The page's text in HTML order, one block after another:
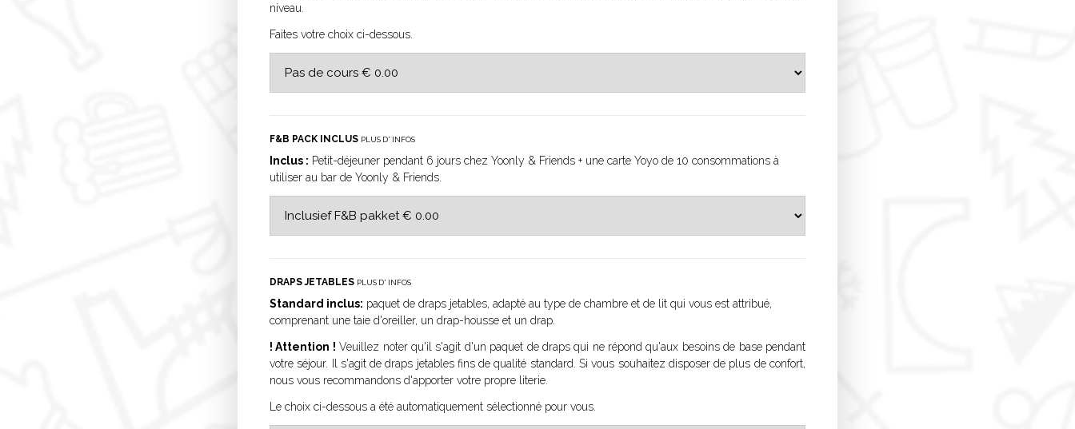
niveau.
Faites votre choix ci-dessous.
F&B PACK INCLUS PLUS D' INFOS
Inclus : Petit-déjeuner pendant 6 jours chez Yoonly & Friends + une carte Yoyo de 10 consommations à
utiliser au bar de Yoonly & Friends.
DRAPS JETABLES PLUS D' INFOS
Standard inclus: paquet de draps jetables, adapté au type de chambre et de lit qui vous est attribué,
comprenant une taie d'oreiller, un drap-housse et un drap.
! Attention ! Veuillez noter qu'il s'agit d'un paquet de draps qui ne répond qu'aux besoins de base pendant
votre séjour. Il s'agit de draps jetables fins de qualité standard. Si vous souhaitez disposer de plus de confort,
nous vous recommandons d'apporter votre propre literie.
Le choix ci-dessous a été automatiquement sélectionné pour vous.